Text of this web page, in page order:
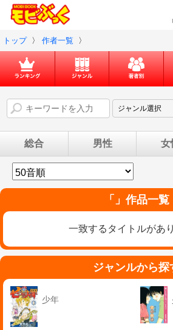
トップ 〉 作者一覧 〉
総合 男性 女
「」作品一覧
一致するタイトルがあ
ジャンルから探
少年